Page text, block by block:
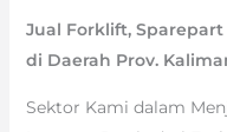
Jual Forklift,
di Daerah Prov.
Sektor Kami dalam